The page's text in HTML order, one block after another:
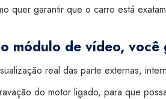
quer garantir que o carro está
módulo de vídeo, você
real das parte externas,
do motor ligado, para que